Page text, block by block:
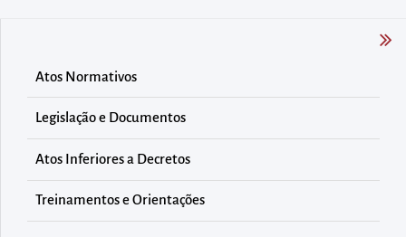
Acessar
diretamente
o
Acessar
diretamente
Atos Normativos
Legislação e Documentos
Atos Inferiores a Decretos
Treinamentos e Orientações